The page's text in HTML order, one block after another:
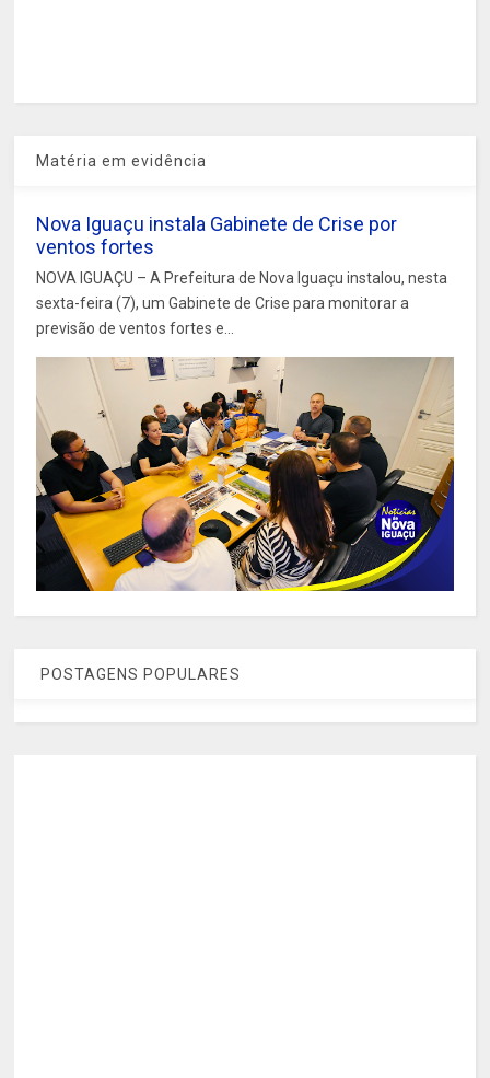
Matéria em evidência
Nova Iguaçu instala Gabinete de Crise por
ventos fortes
NOVA IGUAÇU – A Prefeitura de Nova Iguaçu instalou, nesta
sexta-feira (7), um Gabinete de Crise para monitorar a
previsão de ventos fortes e...
POSTAGENS POPULARES